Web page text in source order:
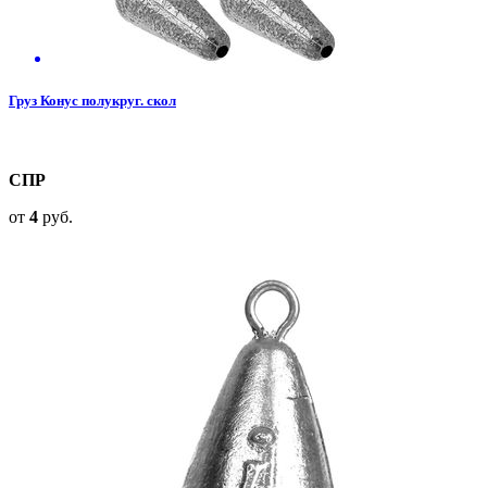
Груз Конус полукруг. скол
СПР
от 4 руб.